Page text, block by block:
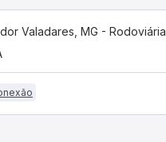
Valadares, MG - Rodoviária